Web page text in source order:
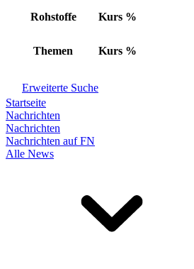
Rohstoffe Kurs %
Themen Kurs %
Erweiterte Suche
Startseite
Nachrichten
Nachrichten
Nachrichten auf FN
Alle News